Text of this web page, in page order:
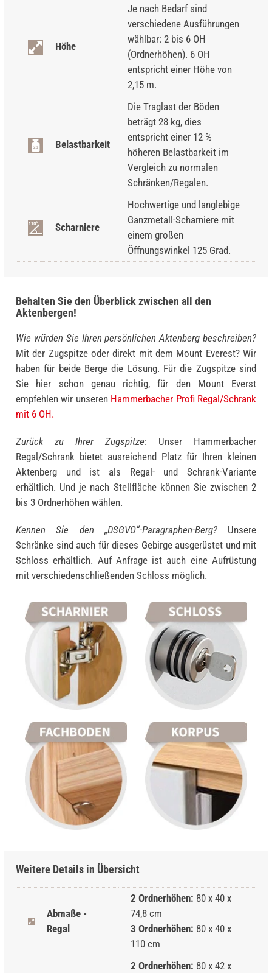
Höhe
Je nach Bedarf sind
verschiedene Ausführungen
wählbar: 2 bis 6 OH
(Ordnerhöhen). 6 OH
entspricht einer Höhe von
2,15 m.
Belastbarkeit
Die Traglast der Böden
beträgt 28 kg, dies
entspricht einer 12 %
höheren Belastbarkeit im
Vergleich zu normalen
Schränken/Regalen.
Scharniere
Hochwertige und langlebige
Ganzmetall-Scharniere mit
einem großen
Öffnungswinkel 125 Grad.
Behalten Sie den Überblick zwischen all den
Aktenbergen!
Wie würden Sie Ihren persönlichen Aktenberg beschreiben?
Mit der Zugspitze oder direkt mit dem Mount Everest? Wir
haben für beide Berge die Lösung. Für die Zugspitze sind
Sie hier schon genau richtig, für den Mount Everst
empfehlen wir unseren Hammerbacher Profi Regal/Schrank
mit 6 OH.
Zurück zu Ihrer Zugspitze: Unser Hammerbacher
Regal/Schrank bietet ausreichend Platz für Ihren kleinen
Aktenberg und ist als Regal- und Schrank-Variante
erhältlich. Und je nach Stellfläche können Sie zwischen 2
bis 3 Ordnerhöhen wählen.
Kennen Sie den „DSGVO“-Paragraphen-Berg?Unsere
Schränke sind auch für dieses Gebirge ausgerüstet und mit
Schloss erhältlich. Auf Anfrage ist auch eine Aufrüstung
mit verschiedenschließenden Schloss möglich.
Weitere Details in Übersicht
Abmaße -
Regal
2 Ordnerhöhen: 80 x 40 x
74,8 cm
3 Ordnerhöhen: 80 x 40 x
110 cm
2 Ordnerhöhen: 80 x 42 x